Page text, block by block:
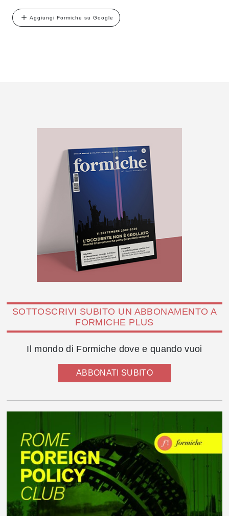
Aggiungi Formiche su Google
SOTTOSCRIVI SUBITO UN ABBONAMENTO A
FORMICHE PLUS
Il mondo di Formiche dove e quando vuoi
ABBONATI SUBITO